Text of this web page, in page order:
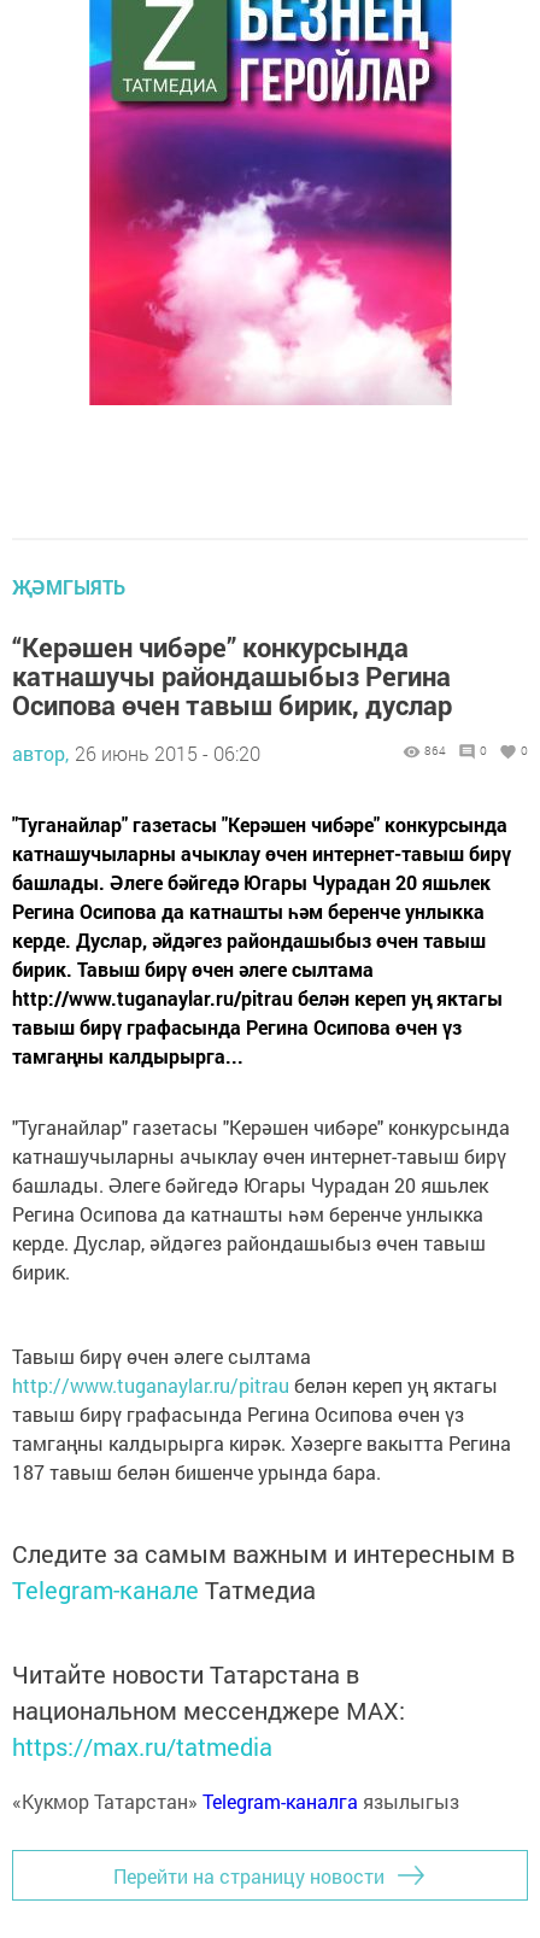
ҖӘМГЫЯТЬ
“Керәшен чибәре” конкурсында
катнашучы райондашыбыз Регина
Осипова өчен тавыш бирик, дуслар
автор, 26 июнь 2015 - 06:20 864 0 0
"Туганайлар" газетасы "Керәшен чибәре" конкурсында
катнашучыларны ачыклау өчен интернет-тавыш бирү
башлады. Әлеге бәйгедә Югары Чурадан 20 яшьлек
Регина Осипова да катнашты һәм беренче унлыкка
керде. Дуслар, әйдәгез райондашыбыз өчен тавыш
бирик. Тавыш бирү өчен әлеге сылтама
http://www.tuganaylar.ru/pitrau белән кереп уң яктагы
тавыш бирү графасында Регина Осипова өчен үз
тамгаңны калдырырга...
"Туганайлар" газетасы "Керәшен чибәре" конкурсында
катнашучыларны ачыклау өчен интернет-тавыш бирү
башлады. Әлеге бәйгедә Югары Чурадан 20 яшьлек
Регина Осипова да катнашты һәм беренче унлыкка
керде. Дуслар, әйдәгез райондашыбыз өчен тавыш
бирик.
Тавыш бирү өчен әлеге сылтама
http://www.tuganaylar.ru/pitrau белән кереп уң яктагы
тавыш бирү графасында Регина Осипова өчен үз
тамгаңны калдырырга кирәк. Хәзерге вакытта Регина
187 тавыш белән бишенче урында бара.
Следите за самым важным и интересным в
Telegram-канале Татмедиа
Читайте новости Татарстана в
национальном мессенджере MАХ:
https://max.ru/tatmedia
«Кукмор Татарстан» Telegram-каналга язылыгыз
Перейти на страницу новости